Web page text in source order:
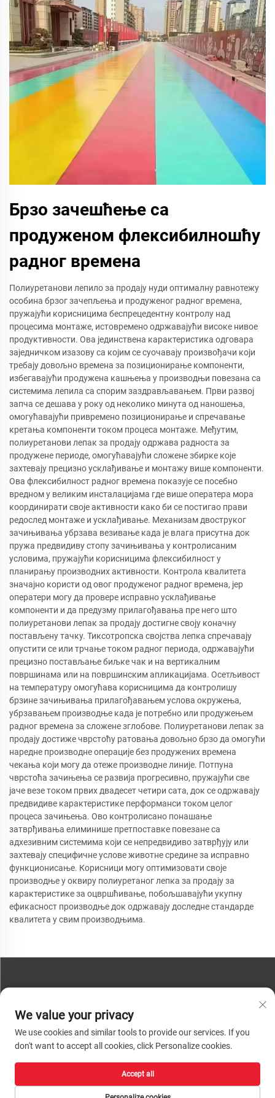
Брзо зачешћење са
продуженом флексибилношћу
радног времена
Полиуретанови лепило за продају нуди оптималну равнотежу
особина брзог зачепљења и продуженог радног времена,
пружајући корисницима беспрецедентну контролу над
процесима монтаже, истовремено одржавајући високе нивое
продуктивности. Ова јединствена карактеристика одговара
заједничком изазову са којим се суочавају произвођачи који
требају довољно времена за позиционирање компоненти,
избегавајући продужена кашњења у производњи повезана са
системима лепила са спорим заздрављавањем. Први развој
запча се дешава у року од неколико минута од наношења,
омогућавајући привремено позиционирање и спречавање
кретања компоненти током процеса монтаже. Међутим,
полиуретанови лепак за продају одржава радноста за
продужене периоде, омогућавајући сложене збирке које
захтевају прецизно усклађивање и монтажу више компоненти.
Ова флексибилност радног времена показује се посебно
вредном у великим инсталацијама где више оператера мора
координирати своје активности како би се постигао прави
редослед монтаже и усклађивање. Механизам двоструког
зачињивања убрзава везивање када је влага присутна док
пружа предвидиву стопу зачињивања у контролисаним
условима, пружајући корисницима флексибилност у
планирању производних активности. Контрола квалитета
значајно користи од овог продуженог радног времена, јер
оператери могу да провере исправно усклађивање
компоненти и да предузму прилагођавања пре него што
полиуретанови лепак за продају достигне своју коначну
постављену тачку. Тиксотропска својства лепка спречавају
опустити се или трчање током радног периода, одржавајући
прецизно постављање биљке чак и на вертикалним
површинама или на површинским апликацијама. Осетљивост
на температуру омогућава корисницима да контролишу
брзине зачињивања прилагођавањем услова окружења,
убрзавањем производње када је потребно или продужењем
радног времена за сложене зглобове. Полиуретанови лепак за
продају достиже чврстоћу ратовања довољно брзо да омогући
наредне производне операције без продужених времена
чекања који могу да отеже производне линије. Потпуна
чврстоћа зачињења се развија прогресивно, пружајући све
јаче везе током првих двадесет четири сата, док се одржавају
предвидиве карактеристике перформанси током целог
процеса зачињења. Ово контролисано понашање
затврђивања елиминише претпоставке повезане са
адхезивним системима који се непредвидиво затврђују или
захтевају специфичне услове животне средине за исправно
функционисање. Корисници могу оптимизовати своје
производње у оквиру полиуретаног лепка за продају за
карактеристике за оцвршћивање, побољшавајући укупну
ефикасност производње док одржавају доследне стандарде
квалитета у свим производњима.
Телефон:+86-13793890209
Телефон:+86-13793890209
Технологија Цо, Лтд. Сва права су задржана. |
We value your privacy
We use cookies and similar tools to provide our services. If you
don't want to accept all cookies, click Personalize cookies.
Accept all